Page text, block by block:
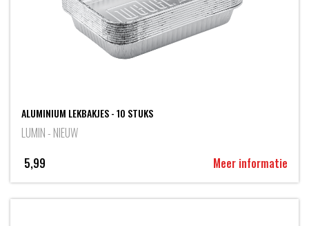
ALUMINIUM LEKBAKJES - 10 STUKS
LUMIN - NIEUW
5,99
Meer informatie